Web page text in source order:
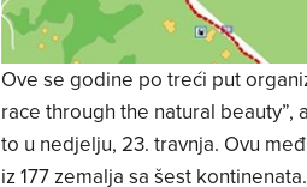
Ove se godine po treći put
race through the natural
to u nedjelju, 23. travnja. Ovu
iz 177 zemalja sa šest